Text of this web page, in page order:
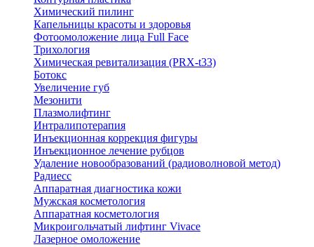
Химический пилинг
Капельницы красоты и здоровья
Фотоомоложение лица Full Face
Трихология
Химическая ревитализация (PRX-t33)
Ботокс
Увеличение губ
Мезонити
Плазмолифтинг
Интралипотерапия
Инъекционная коррекция фигуры
Инъекционное лечение рубцов
Удаление новообразований (радиоволновой метод)
Радиесс
Аппаратная диагностика кожи
Мужская косметология
Аппаратная косметология
Микроигольчатый лифтинг Vivace
Лазерное омоложение